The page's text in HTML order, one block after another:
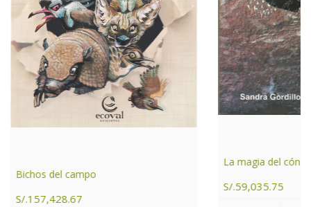
Bichos del campo
S/.157,428.67
La magia del
S/.59,035.75